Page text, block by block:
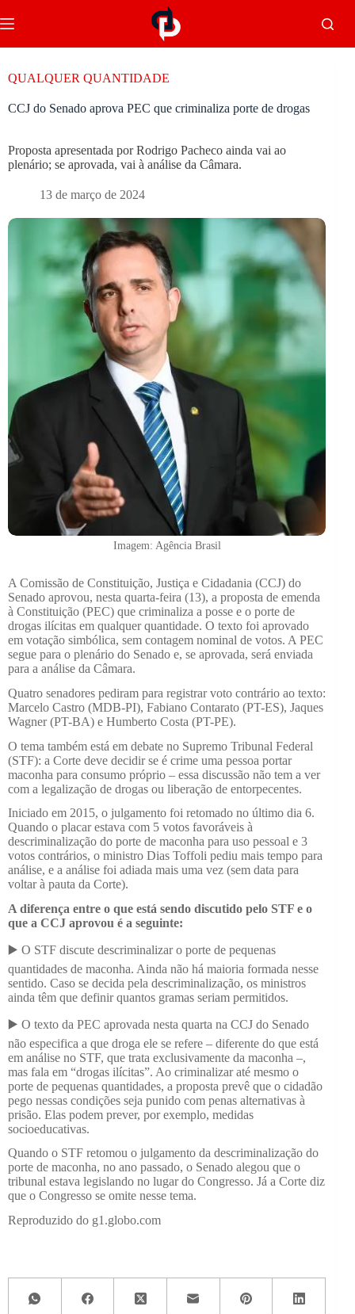
QUALQUER QUANTIDADE
CCJ do Senado aprova PEC que criminaliza porte de drogas
Proposta apresentada por Rodrigo Pacheco ainda vai ao
plenário; se aprovada, vai à análise da Câmara.
13 de março de 2024
Imagem: Agência Brasil
A Comissão de Constituição, Justiça e Cidadania (CCJ) do
Senado aprovou, nesta quarta-feira (13), a proposta de emenda
à Constituição (PEC) que criminaliza a posse e o porte de
drogas ilícitas em qualquer quantidade. O texto foi aprovado
em votação simbólica, sem contagem nominal de votos. A PEC
segue para o plenário do Senado e, se aprovada, será enviada
para a análise da Câmara.
Quatro senadores pediram para registrar voto contrário ao texto:
Marcelo Castro (MDB-PI), Fabiano Contarato (PT-ES), Jaques
Wagner (PT-BA) e Humberto Costa (PT-PE).
O tema também está em debate no Supremo Tribunal Federal
(STF): a Corte deve decidir se é crime uma pessoa portar
maconha para consumo próprio – essa discussão não tem a ver
com a legalização de drogas ou liberação de entorpecentes.
Iniciado em 2015, o julgamento foi retomado no último dia 6.
Quando o placar estava com 5 votos favoráveis à
descriminalização do porte de maconha para uso pessoal e 3
votos contrários, o ministro Dias Toffoli pediu mais tempo para
análise, e a análise foi adiada mais uma vez (sem data para
voltar à pauta da Corte).
A diferença entre o que está sendo discutido pelo STF e o
que a CCJ aprovou é a seguinte:
▶️ O STF discute descriminalizar o porte de pequenas
quantidades de maconha. Ainda não há maioria formada nesse
sentido. Caso se decida pela descriminalização, os ministros
ainda têm que definir quantos gramas seriam permitidos.
▶️ O texto da PEC aprovada nesta quarta na CCJ do Senado
não especifica a que droga ele se refere – diferente do que está
em análise no STF, que trata exclusivamente da maconha –,
mas fala em “drogas ilícitas”. Ao criminalizar até mesmo o
porte de pequenas quantidades, a proposta prevê que o cidadão
pego nessas condições seja punido com penas alternativas à
prisão. Elas podem prever, por exemplo, medidas
socioeducativas.
Quando o STF retomou o julgamento da descriminalização do
porte de maconha, no ano passado, o Senado alegou que o
tribunal estava legislando no lugar do Congresso. Já a Corte diz
que o Congresso se omite nesse tema.
Reproduzido do g1.globo.com